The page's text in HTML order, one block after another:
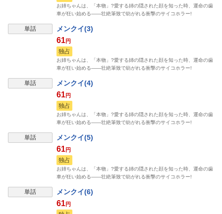
お姉ちゃんは、「本物」?愛する姉の隠された顔を知った時、運命の歯
車が狂い始める――壮絶筆致で紡がれる衝撃のサイコホラー!
単話 メンクイ(3)
61円
独占
お姉ちゃんは、「本物」?愛する姉の隠された顔を知った時、運命の歯
車が狂い始める――壮絶筆致で紡がれる衝撃のサイコホラー!
単話 メンクイ(4)
61円
独占
お姉ちゃんは、「本物」?愛する姉の隠された顔を知った時、運命の歯
車が狂い始める――壮絶筆致で紡がれる衝撃のサイコホラー!
単話 メンクイ(5)
61円
独占
お姉ちゃんは、「本物」?愛する姉の隠された顔を知った時、運命の歯
車が狂い始める――壮絶筆致で紡がれる衝撃のサイコホラー!
単話 メンクイ(6)
61円